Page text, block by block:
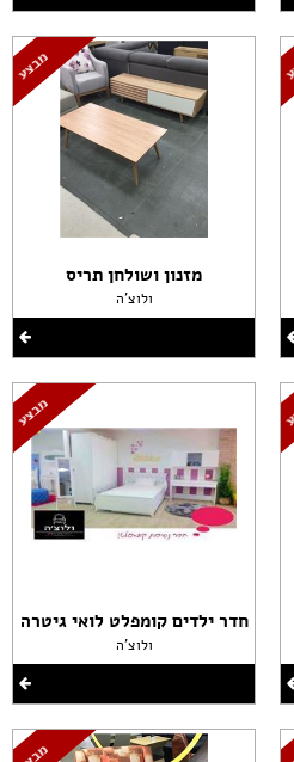
מזנון ושולחן תריס
ולוצ'ה
חדר ילדים קומפלט לואי גיטרה
ולוצ'ה